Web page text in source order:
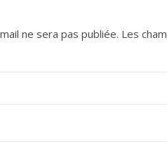
ne sera pas publiée. Les